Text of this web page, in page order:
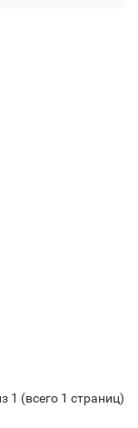
1 (всего 1 страниц)